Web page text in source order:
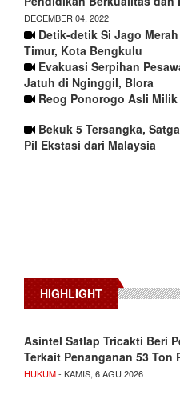
DECEMBER 04, 2022
Detik-detik Si Jago
Timur, Kota Bengkulu
Evakuasi Serpihan
Jatuh di Nginggil, Blora
Reog Ponorogo Asli
Bekuk 5 Tersangka,
Pil Ekstasi dari Malaysia
HIGHLIGHT
Asintel Satlap Tricakti Beri
Terkait Penanganan 53 Ton
HUKUM- KAMIS, 6 AGU 2026